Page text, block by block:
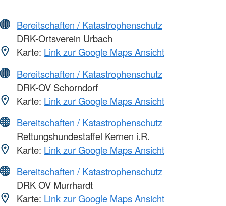
Bereitschaften / Katastrophenschutz
DRK-Ortsverein Urbach
Karte: Link zur Google Maps Ansicht
Bereitschaften / Katastrophenschutz
DRK-OV Schorndorf
Karte: Link zur Google Maps Ansicht
Bereitschaften / Katastrophenschutz
Rettungshundestaffel Kernen i.R.
Karte: Link zur Google Maps Ansicht
Bereitschaften / Katastrophenschutz
DRK OV Murrhardt
Karte: Link zur Google Maps Ansicht